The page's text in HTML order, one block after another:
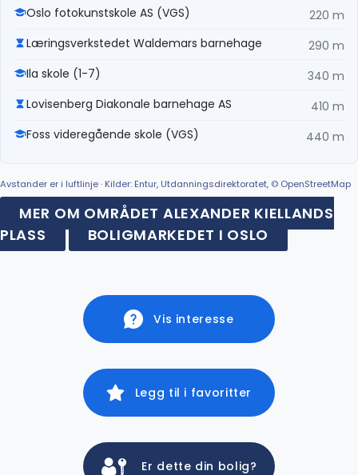
Oslo fotokunstskole AS (VGS)
220 m
Læringsverkstedet Waldemars barnehage
290 m
Ila skole (1-7)
340 m
Lovisenberg Diakonale barnehage AS
410 m
Foss videregående skole (VGS)
440 m
Avstander er i luftlinje · Kilder: Entur, Utdanningsdirektoratet, © OpenStreetMap
MER OM OMRÅDET ALEXANDER KIELLANDS
PLASS
BOLIGMARKEDET I OSLO
Vis interesse
Legg til i favoritter
Er dette din bolig?